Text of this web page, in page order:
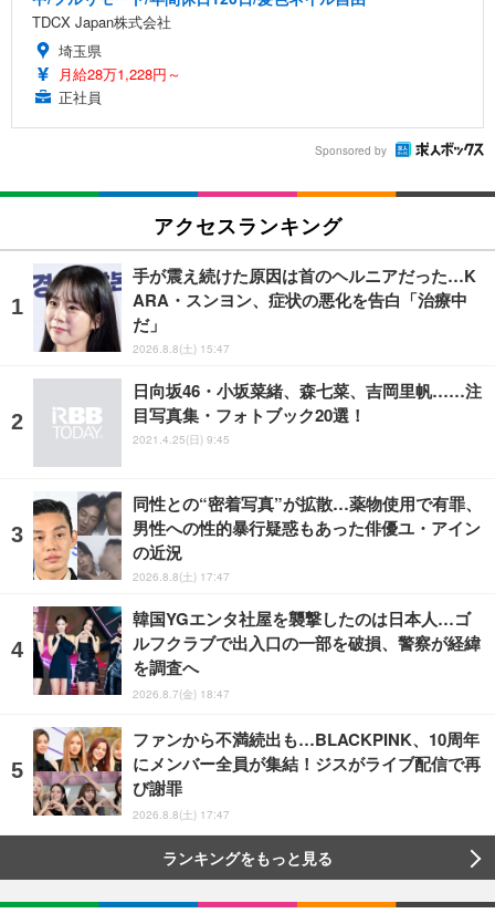
TDCX Japan株式会社
埼玉県
月給28万1,228円～
正社員
Sponsored by
アクセスランキング
手が震え続けた原因は首のヘルニアだった…K
ARA・スンヨン、症状の悪化を告白「治療中
だ」
2026.8.8(土) 15:47
日向坂46・小坂菜緒、森七菜、吉岡里帆……注
目写真集・フォトブック20選！
2021.4.25(日) 9:45
同性との“密着写真”が拡散…薬物使用で有罪、
男性への性的暴行疑惑もあった俳優ユ・アイン
の近況
2026.8.8(土) 17:47
韓国YGエンタ社屋を襲撃したのは日本人…ゴ
ルフクラブで出入口の一部を破損、警察が経緯
を調査へ
2026.8.7(金) 18:47
ファンから不満続出も…BLACKPINK、10周年
にメンバー全員が集結！ジスがライブ配信で再
び謝罪
2026.8.8(土) 17:47
ランキングをもっと見る